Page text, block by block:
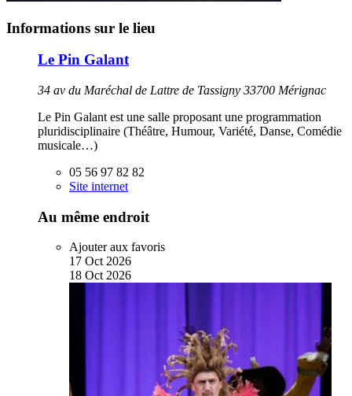
Informations sur le lieu
Le Pin Galant
34 av du Maréchal de Lattre de Tassigny 33700 Mérignac
Le Pin Galant est une salle proposant une programmation
pluridisciplinaire (Théâtre, Humour, Variété, Danse, Comédie
musicale…)
05 56 97 82 82
Site internet
Au même endroit
Ajouter aux favoris
17 Oct 2026
18 Oct 2026